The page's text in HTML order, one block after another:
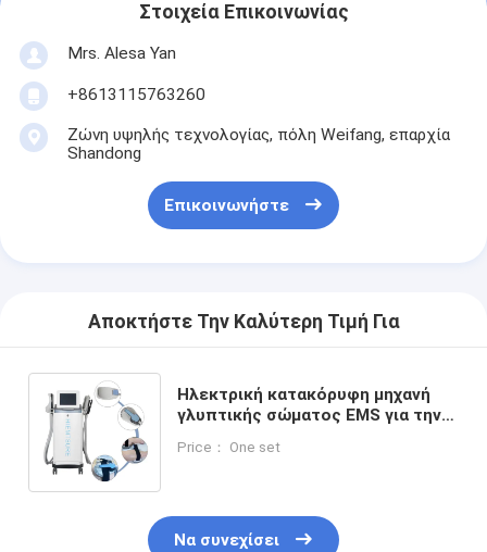
Στοιχεία Επικοινωνίας
Mrs. Alesa Yan
+8613115763260
Ζώνη υψηλής τεχνολογίας, πόλη Weifang, επαρχία
Shandong
Επικοινωνήστε
Αποκτήστε Την Καλύτερη Τιμή Για
Ηλεκτρική κατακόρυφη μηχανή
γλυπτικής σώματος EMS για την
απώλεια κυτταρίτιδας
Price： One set
Να συνεχίσει